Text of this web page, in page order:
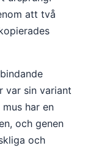
att två
var sin variant
har en
och genen
och